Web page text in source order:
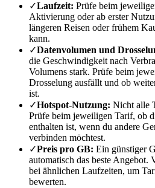
✓Laufzeit: Prüfe beim
Aktivierung oder ab erster
längeren Reisen oder frühem
kann.
✓Datenvolumen und
die Geschwindigkeit nach
Volumens stark. Prüfe beim
Drosselung ausfällt und ob
ist.
✓Hotspot-Nutzung: Nicht alle
Prüfe beim jeweiligen Tarif, ob
enthalten ist, wenn du andere
verbinden möchtest.
✓Preis pro GB: Ein günstiger
automatisch das beste Angebot.
bei ähnlichen Laufzeiten, um
bewerten.